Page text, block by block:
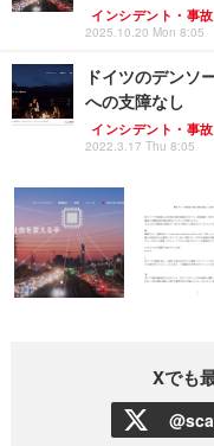
インシデント・事故
2025.10.20 Mon 8:05
ドイツのデンソ
への支障なし
インシデント・事故
2022.3.17 Thu 8:05
Xでも